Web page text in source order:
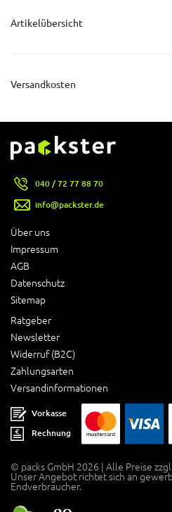
Artikelübersicht
Versandkosten
Über uns
Impressum
AGB
Datenschutz
Sitemap
Ratgeber
Newsletter
Widerruf (B2C)
Zahlungsarten
Versandinformationen
040 / 72 77 88 70
info@packster.de
Vorkasse
Rechnung
© packs GmbH 2026 | Alle Preise
Unser Angebot richtet sich an
Endverbraucher.